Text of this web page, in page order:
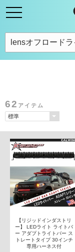
62 アイテム
【リジッドインダストリ
ー】 LEDライト ライトバ
ー アダプトライトバー ス
トレートタイプ 30インチ
専用ハーネス付